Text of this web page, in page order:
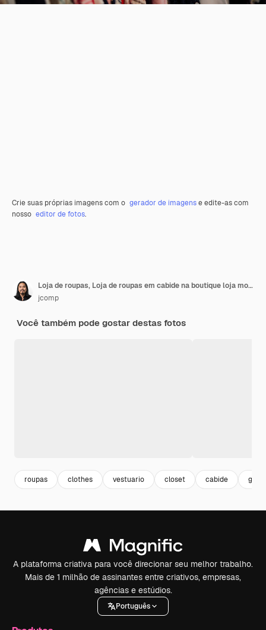
Crie suas próprias imagens com o gerador de imagense edite-as com
nosso editor de fotos.
Loja de roupas, Loja de roupas em cabide na boutique loja moderna
jcomp
Você também pode gostar destas fotos
roupas clothes vestuario closet cabide
A plataforma criativa para você direcionar seu melhor trabalho.
Mais de 1 milhão de assinantes entre criativos, empresas,
agências e estúdios.
Português